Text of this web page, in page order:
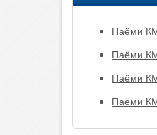
Паёми
Паёми
Паёми
Паёми